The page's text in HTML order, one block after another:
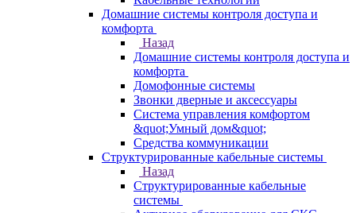
Домашние системы контроля доступа и
комфорта
Назад
Домашние системы контроля доступа и
комфорта
Домофонные системы
Звонки дверные и аксессуары
Система управления комфортом
&quot;Умный дом&quot;
Средства коммуникации
Структурированные кабельные системы
Назад
Структурированные кабельные
системы